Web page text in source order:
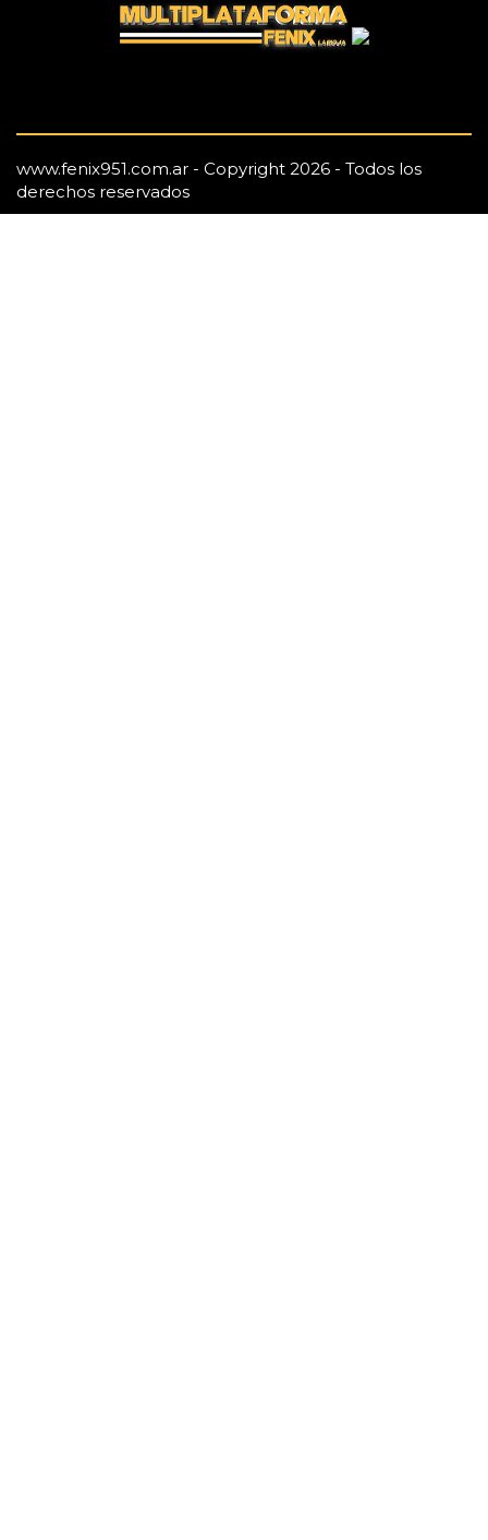
www.fenix951.com.ar - Copyright 2026 - Todos los
derechos reservados